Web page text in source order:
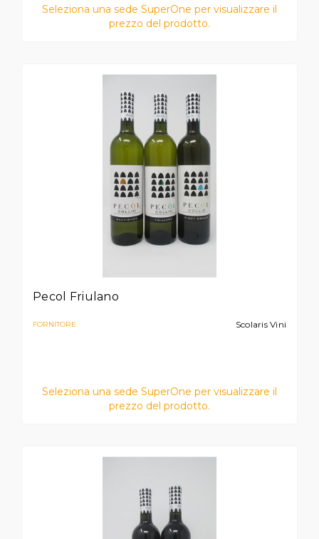
Seleziona una sede SuperOne per visualizzare il
prezzo del prodotto.
Pecol Friulano
FORNITORE Scolaris Vini
Seleziona una sede SuperOne per visualizzare il
prezzo del prodotto.